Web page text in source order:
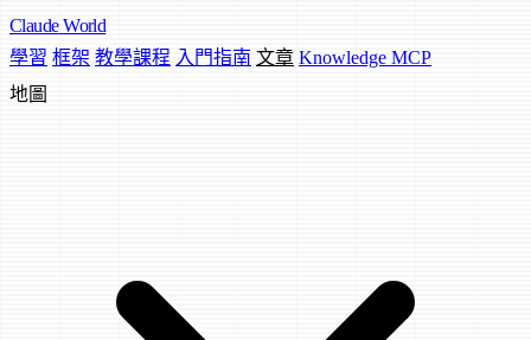
Claude World
學習 框架 教學課程 入門指南 文章 Knowledge MCP
地圖